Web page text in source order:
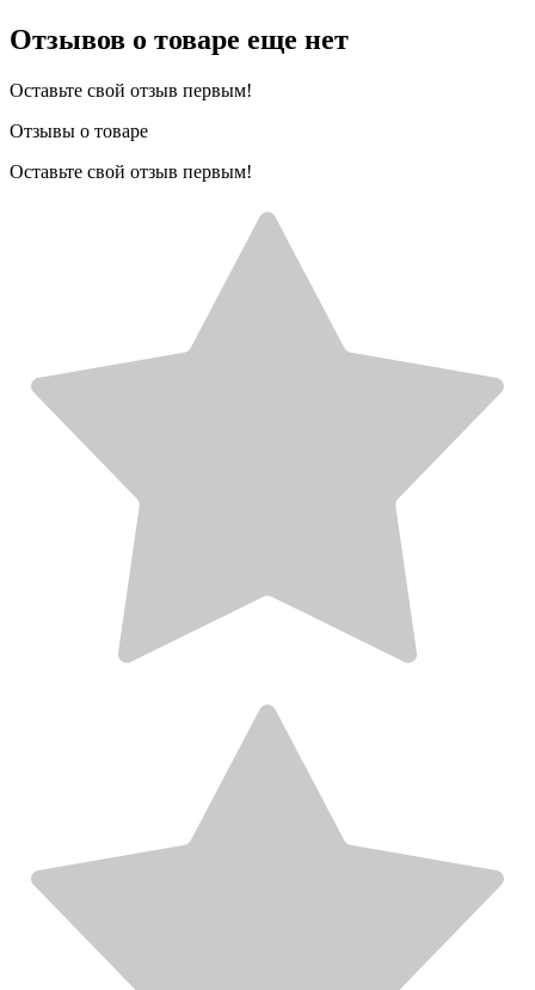
Отзывов о товаре еще нет
Оставьте свой отзыв первым!
Отзывы о товаре
Оставьте свой отзыв первым!